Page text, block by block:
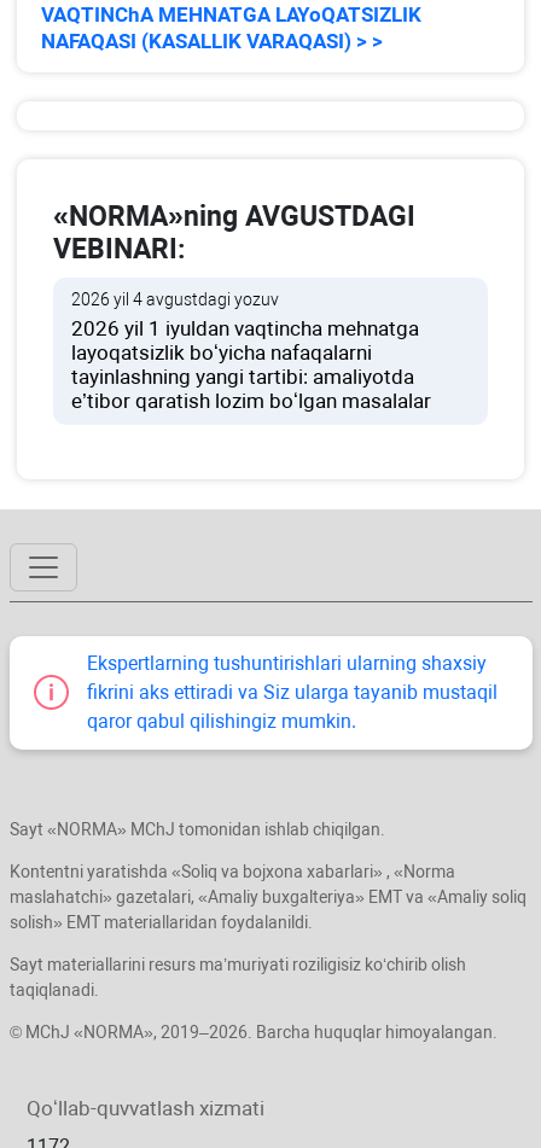
VAQTINChA MEHNATGA LAYoQATSIZLIK
NAFAQASI (KASALLIK VARAQASI) > >
«NORMA»ning AVGUSTDAGI
VEBINARI:
2026 yil 4 avgustdagi yozuv
2026 yil 1 iyuldan vaqtincha mehnatga
layoqatsizlik boʻyicha nafaqalarni
tayinlashning yangi tartibi: amaliyotda
e’tibor qaratish lozim boʻlgan masalalar
Ekspertlarning tushuntirishlari ularning shaхsiy
fikrini aks ettiradi va Siz ularga tayanib mustaqil
qaror qabul qilishingiz mumkin.
Sayt «NORMA» MChJ tomonidan ishlab chiqilgan.
Kontentni yaratishda «Soliq va bojхona хabarlari» , «Norma
maslahatchi» gazetalari, «Amaliy buхgalteriya» EMT va «Amaliy soliq
solish» EMT materiallaridan foydalanildi.
Sayt materiallarini resurs ma’muriyati roziligisiz koʻchirib olish
taqiqlanadi.
© MChJ «NORMA», 2019–2026. Barcha huquqlar himoyalangan.
Qoʻllab-quvvatlash хizmati